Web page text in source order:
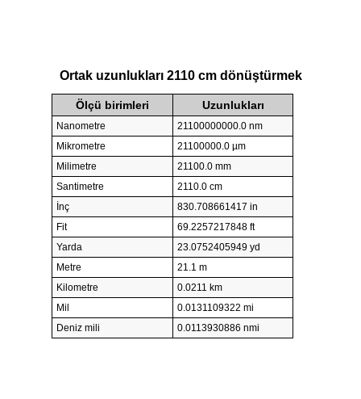
Ortak uzunlukları 2110 cm dönüştürmek
Ölçü birimleri Uzunlukları
Nanometre
21100000000.0 nm
Mikrometre
21100000.0 µm
Milimetre
21100.0 mm
Santimetre
2110.0 cm
İnç
830.708661417 in
Fit
69.2257217848 ft
Yarda
23.0752405949 yd
Metre
21.1 m
Kilometre
0.0211 km
Mil
0.0131109322 mi
Deniz mili
0.0113930886 nmi